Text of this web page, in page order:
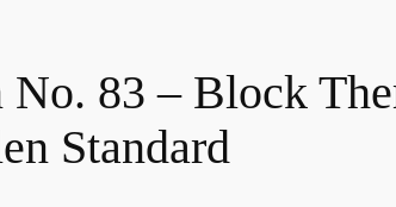
No. 83 – Block
Standard